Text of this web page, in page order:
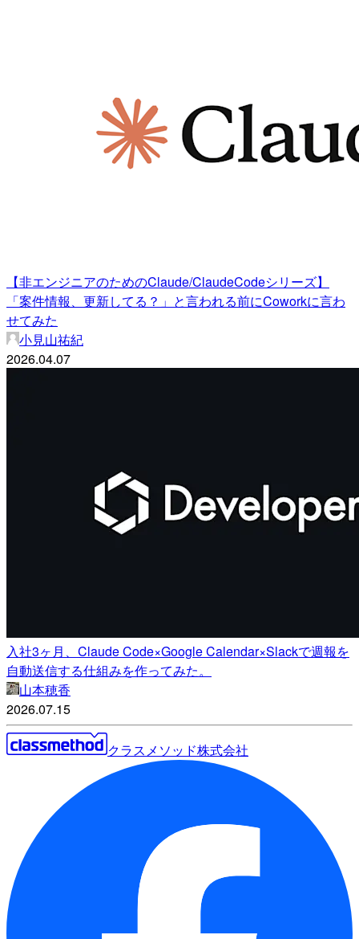
【非エンジニアのためのClaude/ClaudeCodeシリーズ】
「案件情報、更新してる？」と言われる前にCoworkに言わ
せてみた
小見山祐紀
2026.04.07
入社3ヶ月、Claude Code×Google Calendar×Slackで週報を
自動送信する仕組みを作ってみた。
山本穂香
2026.07.15
クラスメソッド株式会社